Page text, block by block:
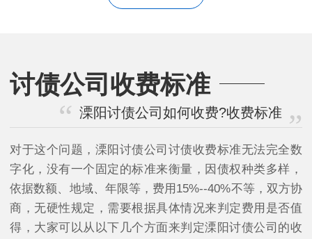
讨债公司收费标准
溧阳讨债公司如何收费?收费标准
对于这个问题，溧阳讨债公司讨债收费标准无法完全数
字化，没有一个固定的标准来衡量，因债权种类多样，
依据数额、地域、年限等，费用15%--40%不等，双方协
商，无硬性规定，需要根据具体情况来判定费用是否值
得，大家可以从以下几个方面来判定溧阳讨债公司的收